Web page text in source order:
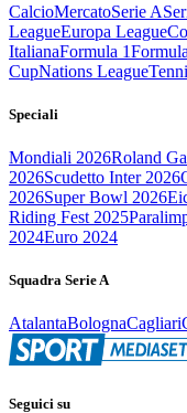
CalcioMercatoSerie A
LeagueEuropa League
ItalianaFormula 1
CupNations League
Speciali
Mondiali 2026Roland
2026Scudetto Inter 2026
2026Super Bowl 2026
Riding Fest 2025
2024Euro 2024
Squadra Serie A
AtalantaBolognaCagliari
Seguici su